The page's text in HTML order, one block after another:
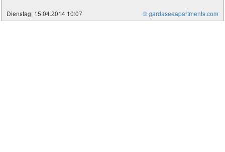
Dienstag, 15.04.2014 10:07 © gardaseeapartments.com